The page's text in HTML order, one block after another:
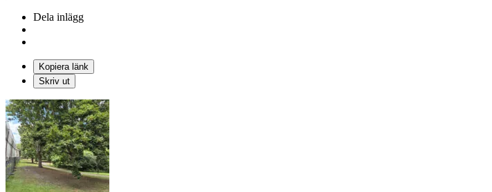
Dela inlägg
Kopiera länk
Skriv ut